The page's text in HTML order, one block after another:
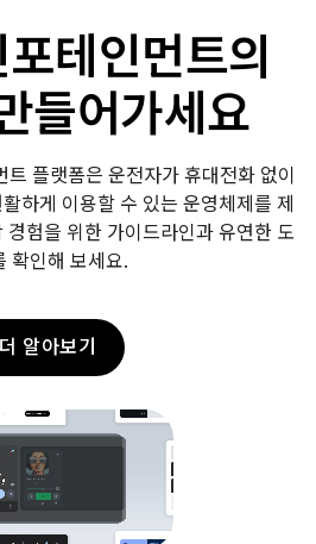
테인먼트의
들어가세요
플랫폼은 운전자가 휴대전화 없이
하게 이용할 수 있는 운영체제를 제
험을 위한 가이드라인과 유연한 도
확인해 보세요.
더 알아보기